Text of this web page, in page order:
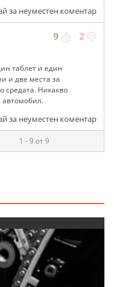
за неуместен коментар
9 2
таблет и един
и две места за
средата. Никакво
автомобил.
за неуместен коментар
1 - 9 от 9